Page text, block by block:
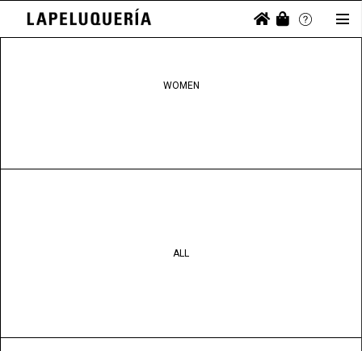
WOMEN
ALL